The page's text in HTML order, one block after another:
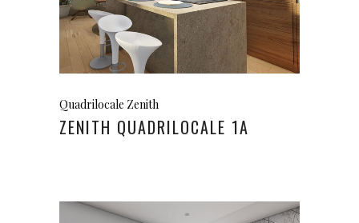
Quadrilocale Zenith
ZENITH QUADRILOCALE 1A